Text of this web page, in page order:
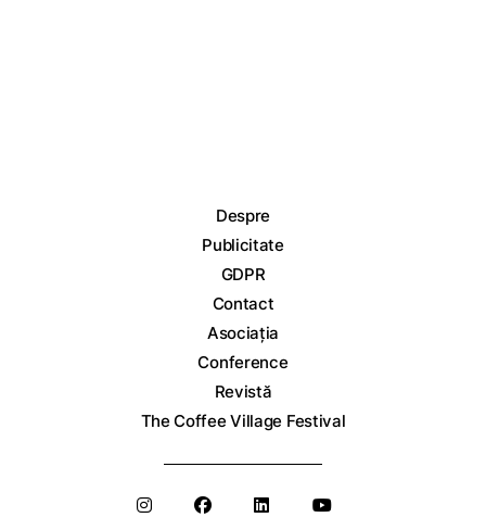
Despre
Publicitate
GDPR
Contact
Asociația
Conference
Revistă
The Coffee Village Festival